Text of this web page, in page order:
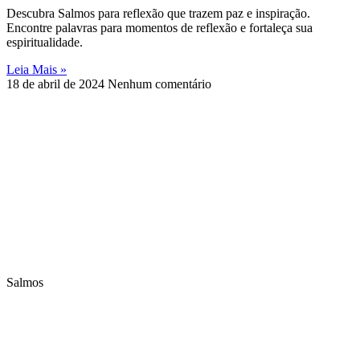
Descubra Salmos para reflexão que trazem paz e inspiração.
Encontre palavras para momentos de reflexão e fortaleça sua
espiritualidade.
Leia Mais »
18 de abril de 2024 Nenhum comentário
Salmos